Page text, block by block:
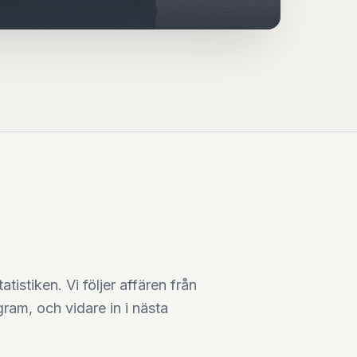
Vi följer affären från
och vidare in i nästa